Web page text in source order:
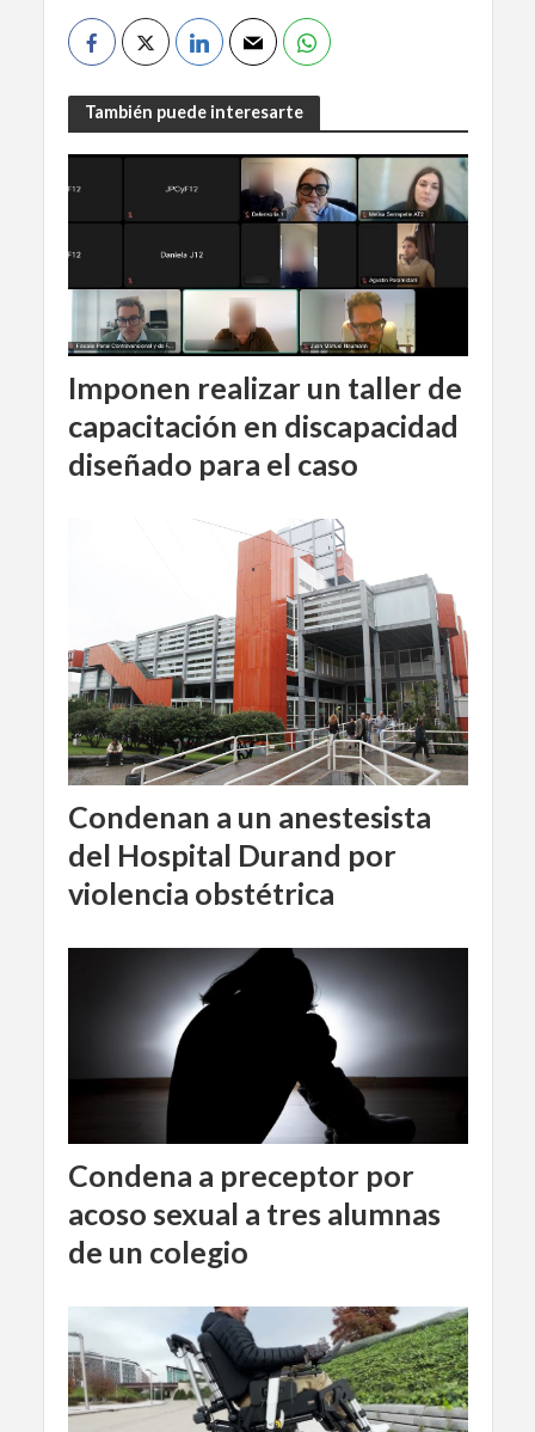
También puede interesarte
Imponen realizar un taller de
capacitación en discapacidad
diseñado para el caso
Condenan a un anestesista
del Hospital Durand por
violencia obstétrica
Condena a preceptor por
acoso sexual a tres alumnas
de un colegio